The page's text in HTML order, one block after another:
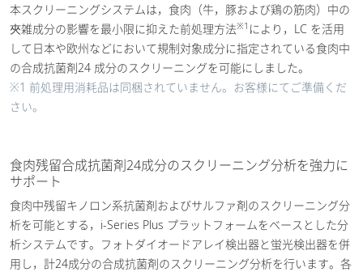
本スクリーニングシステムは，食肉（牛，豚および鶏の筋肉）中の
夾雑成分の影響を最小限に抑えた前処理方法※1 により，LC を活用
して日本や欧州などにおいて規制対象成分に指定されている食肉中
の合成抗菌剤24 成分のスクリーニングを可能にしました。
※1 前処理用消耗品は同梱されていません。お客様にてご準備くだ
さい。
食肉残留合成抗菌剤24成分のスクリーニング分析を強力に
サポート
食肉中残留キノロン系抗菌剤およびサルファ剤のスクリーニング分
析を可能とする，i-Series Plus プラットフォームをベースとした分
析システムです。フォトダイオードアレイ検出器と蛍光検出器を併
用し，計24成分の合成抗菌剤のスクリーニング分析を行います。各